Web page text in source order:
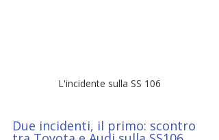
L'incidente sulla SS 106
Due incidenti, il primo: scontro